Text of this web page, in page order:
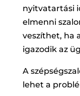
nyitvatartási
elmenni
veszíthet, ha
igazodik az
A
lehet a